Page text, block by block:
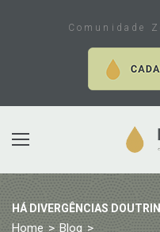
Comunidade
HÁ DIVERGÊNCIAS
Home > Blog >